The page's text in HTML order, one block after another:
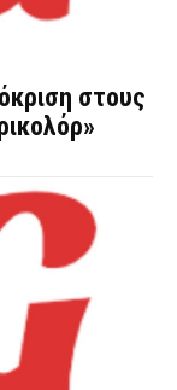
στους